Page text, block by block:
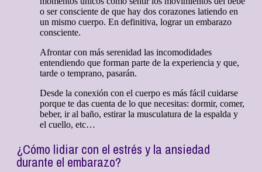
o ser consciente de que hay dos corazones latiendo en
un mismo cuerpo. En definitiva, lograr un embarazo
consciente.
Afrontar con más serenidad las incomodidades
entendiendo que forman parte de la experiencia y que,
tarde o temprano, pasarán.
Desde la conexión con el cuerpo es más fácil cuidarse
porque te das cuenta de lo que necesitas: dormir, comer,
beber, ir al baño, estirar la musculatura de la espalda y
el cuello, etc…
¿Cómo lidiar con el estrés y la ansiedad
durante el embarazo?